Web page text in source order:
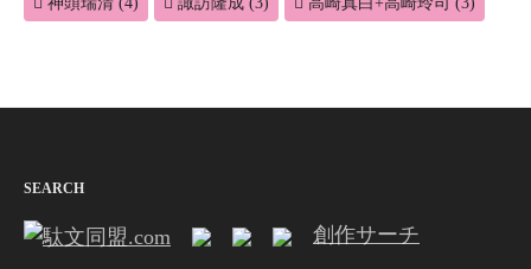
SEARCH
創作サーチ